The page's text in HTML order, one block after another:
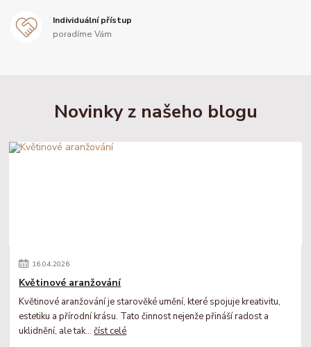
Individuální přístup
poradíme Vám
Novinky z našeho blogu
16.04.2026
Květinové aranžování
Květinové aranžování je starověké umění, které spojuje kreativitu,
estetiku a přírodní krásu. Tato činnost nejenže přináší radost a
uklidnění, ale tak...číst celé